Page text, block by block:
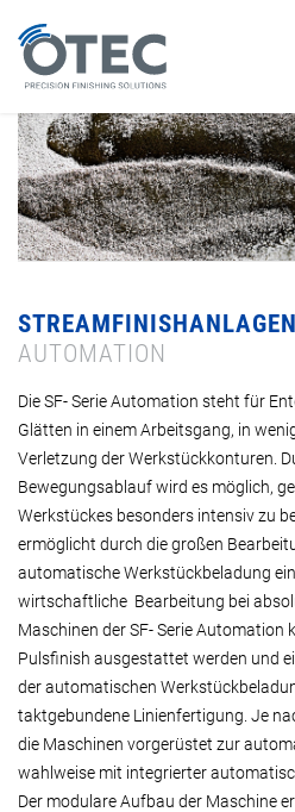
STREAMFINISHANLAGEN
AUTOMATION
Die SF- Serie Automation steht für
Glätten in einem Arbeitsgang, in
Verletzung der Werkstückkonturen.
Bewegungsablauf wird es möglich,
Werkstückes besonders intensiv zu
ermöglicht durch die großen
automatische Werkstückbeladung
wirtschaftliche Bearbeitung bei
Maschinen der SF- Serie Automation
Pulsfinish ausgestattet werden und
der automatischen
taktgebundene Linienfertigung. Je
die Maschinen vorgerüstet zur
wahlweise mit integrierter
Der modulare Aufbau der Maschine